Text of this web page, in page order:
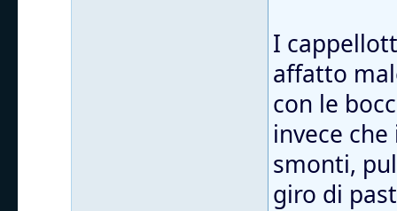
I
affatto
con le
invece
smonti,
giro di